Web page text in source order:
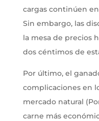
cargas continúen
Sin embargo, las
la mesa de precios
dos céntimos de
Por último, el
complicaciones en
mercado natural
carne más